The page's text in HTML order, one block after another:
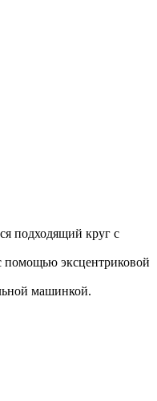
подходящий круг с
помощью эксцентриковой
машинкой.